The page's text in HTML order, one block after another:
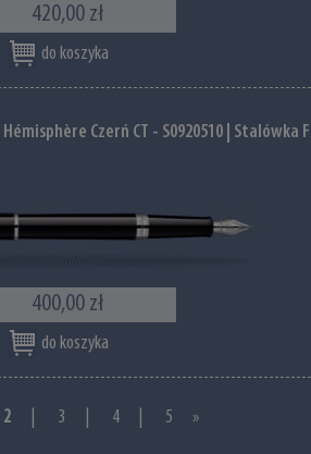
420,00 zł
do koszyka
Czerń CT - S0920510 | Stalówka F
400,00 zł
do koszyka
2 3 4 5 »